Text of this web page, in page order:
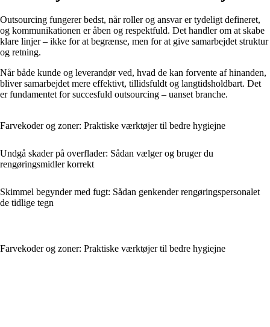
Outsourcing fungerer bedst, når roller og ansvar er tydeligt defineret,
og kommunikationen er åben og respektfuld. Det handler om at skabe
klare linjer – ikke for at begrænse, men for at give samarbejdet struktur
og retning.
Når både kunde og leverandør ved, hvad de kan forvente af hinanden,
bliver samarbejdet mere effektivt, tillidsfuldt og langtidsholdbart. Det
er fundamentet for succesfuld outsourcing – uanset branche.
Farvekoder og zoner: Praktiske værktøjer til bedre hygiejne
Undgå skader på overflader: Sådan vælger og bruger du
rengøringsmidler korrekt
Skimmel begynder med fugt: Sådan genkender rengøringspersonalet
de tidlige tegn
Farvekoder og zoner: Praktiske værktøjer til bedre hygiejne